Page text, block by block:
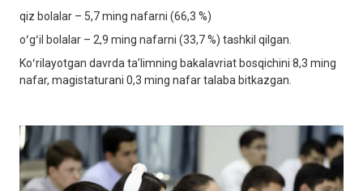
qiz bolalar – 5,7 ming nafarni (66,3 %)
oʻgʻil bolalar – 2,9 ming nafarni (33,7 %) tashkil qilgan.
Koʻrilayotgan davrda taʼlimning bakalavriat bosqichini 8,3 ming
nafar, magistaturani 0,3 ming nafar talaba bitkazgan.